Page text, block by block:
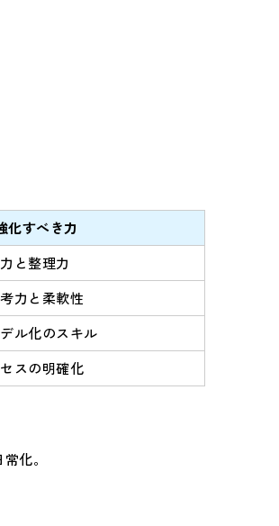
化すべき力
と整理力
力と柔軟性
ル化のスキル
スの明確化
化。